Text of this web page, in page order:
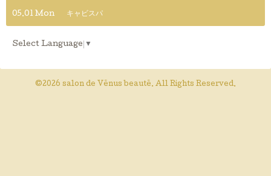
05.01 Mon キャビスパ
Select Language ▼
©2026 salon de Vēnus beautē. All Rights Reserved.